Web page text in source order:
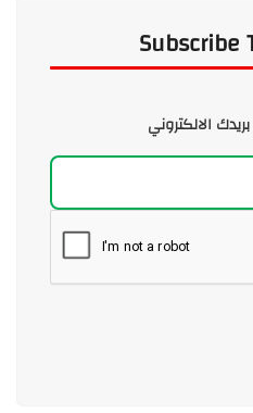
Subscribe
الالكتروني